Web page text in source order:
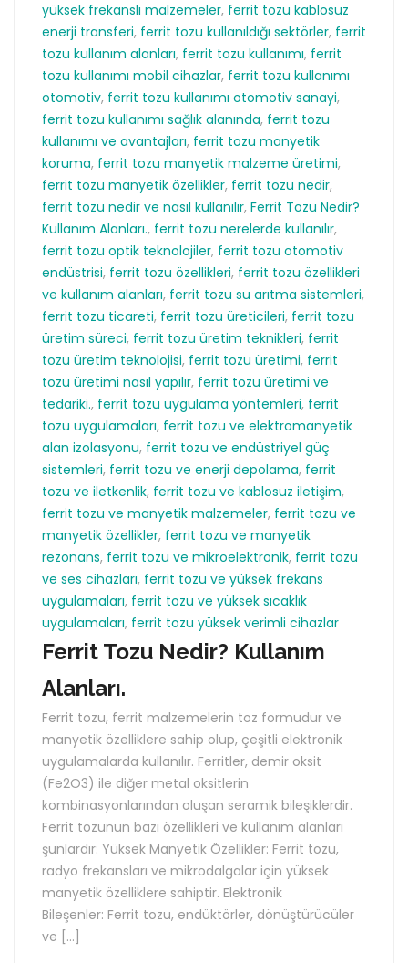
yüksek frekanslı malzemeler, ferrit tozu kablosuz
enerji transferi, ferrit tozu kullanıldığı sektörler, ferrit
tozu kullanım alanları, ferrit tozu kullanımı, ferrit
tozu kullanımı mobil cihazlar, ferrit tozu kullanımı
otomotiv, ferrit tozu kullanımı otomotiv sanayi,
ferrit tozu kullanımı sağlık alanında, ferrit tozu
kullanımı ve avantajları, ferrit tozu manyetik
koruma, ferrit tozu manyetik malzeme üretimi,
ferrit tozu manyetik özellikler, ferrit tozu nedir,
ferrit tozu nedir ve nasıl kullanılır, Ferrit Tozu Nedir?
Kullanım Alanları., ferrit tozu nerelerde kullanılır,
ferrit tozu optik teknolojiler, ferrit tozu otomotiv
endüstrisi, ferrit tozu özellikleri, ferrit tozu özellikleri
ve kullanım alanları, ferrit tozu su arıtma sistemleri,
ferrit tozu ticareti, ferrit tozu üreticileri, ferrit tozu
üretim süreci, ferrit tozu üretim teknikleri, ferrit
tozu üretim teknolojisi, ferrit tozu üretimi, ferrit
tozu üretimi nasıl yapılır, ferrit tozu üretimi ve
tedariki., ferrit tozu uygulama yöntemleri, ferrit
tozu uygulamaları, ferrit tozu ve elektromanyetik
alan izolasyonu, ferrit tozu ve endüstriyel güç
sistemleri, ferrit tozu ve enerji depolama, ferrit
tozu ve iletkenlik, ferrit tozu ve kablosuz iletişim,
ferrit tozu ve manyetik malzemeler, ferrit tozu ve
manyetik özellikler, ferrit tozu ve manyetik
rezonans, ferrit tozu ve mikroelektronik, ferrit tozu
ve ses cihazları, ferrit tozu ve yüksek frekans
uygulamaları, ferrit tozu ve yüksek sıcaklık
uygulamaları, ferrit tozu yüksek verimli cihazlar
Ferrit Tozu Nedir? Kullanım
Alanları.
Ferrit tozu, ferrit malzemelerin toz formudur ve
manyetik özelliklere sahip olup, çeşitli elektronik
uygulamalarda kullanılır. Ferritler, demir oksit
(Fe2O3) ile diğer metal oksitlerin
kombinasyonlarından oluşan seramik bileşiklerdir.
Ferrit tozunun bazı özellikleri ve kullanım alanları
şunlardır: Yüksek Manyetik Özellikler: Ferrit tozu,
radyo frekansları ve mikrodalgalar için yüksek
manyetik özelliklere sahiptir. Elektronik
Bileşenler: Ferrit tozu, endüktörler, dönüştürücüler
ve […]